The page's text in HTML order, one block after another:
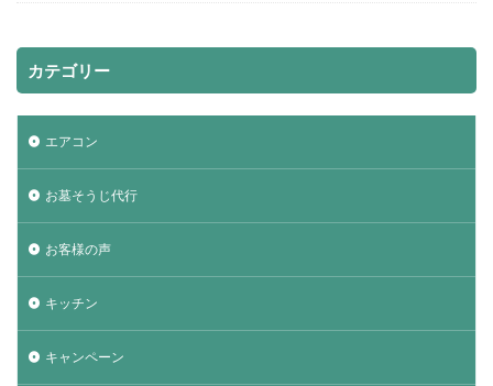
カテゴリー
エアコン
お墓そうじ代行
お客様の声
キッチン
キャンペーン